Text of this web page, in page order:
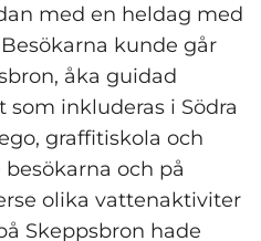
med en heldag med
kunde går
åka guidad
inkluderas i Södra
graffitiskola och
och på
olika vattenaktiviter
Skeppsbron hade